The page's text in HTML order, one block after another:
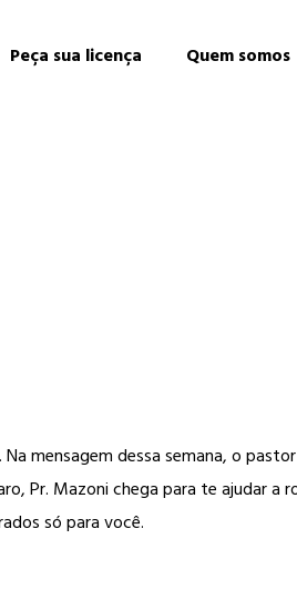
Peça sua licença Quem somos
Na mensagem dessa semana, o
Pr. Mazoni chega para te ajudar a
só para você.